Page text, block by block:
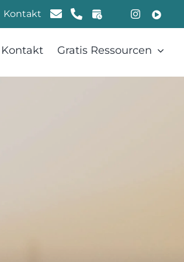
Kontakt
Kontakt Gratis Ressourcen